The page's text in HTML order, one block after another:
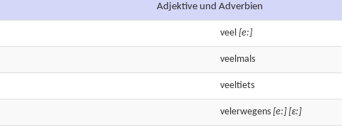
Adjektive und Adverbien
veel [e:]
veelmals
veeltiets
velerwegens [e:] [ε:]